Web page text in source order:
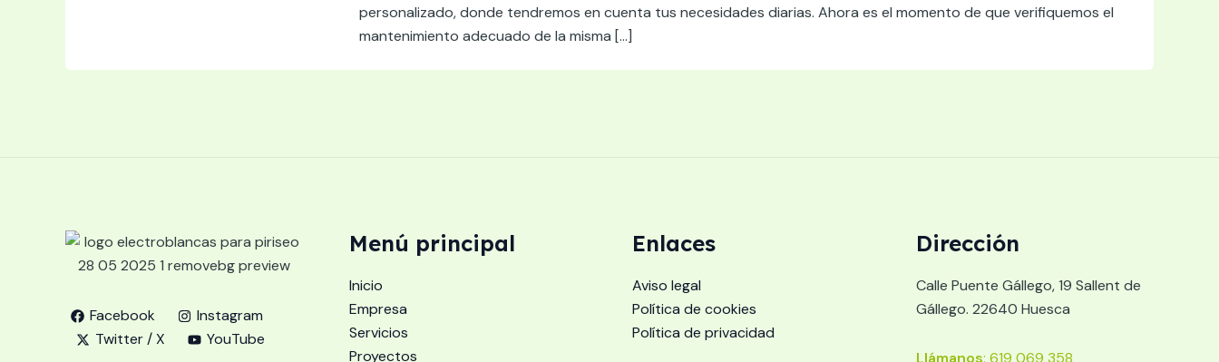
personalizado, donde tendremos en cuenta tus necesidades diarias. Ahora es el momento de que verifiquemos el
mantenimiento adecuado de la misma […]
Facebook
Instagram
Twitter / X
YouTube
Menú principal
Inicio
Empresa
Servicios
Proyectos
Enlaces
Aviso legal
Política de cookies
Política de privacidad
Dirección
Calle Puente Gállego, 19 Sallent de
Gállego. 22640 Huesca